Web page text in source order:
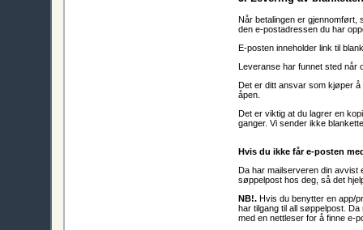
Når betalingen er gjennomført,
den e-postadressen du har
E-posten inneholder link til
Leveranse har funnet sted når
Det er ditt ansvar som kjøper
åpen.
Det er viktig at du lagrer en
ganger. Vi sender ikke
Hvis du ikke får e-posten
Da har mailserveren din avvist
søppelpost hos deg, så det
NB!. Hvis du benytter en app/
har tilgang til all søppelpost.
med en nettleser for å finne e-